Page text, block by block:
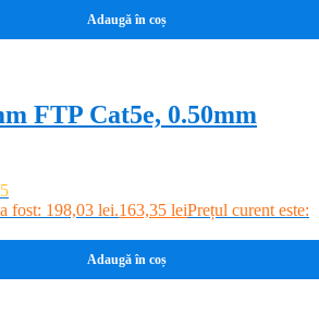
Adaugă în coș
FTP Cat5e, 0.50mm
fost: 198,03 lei.163,35 leiPrețul curent este:
Adaugă în coș